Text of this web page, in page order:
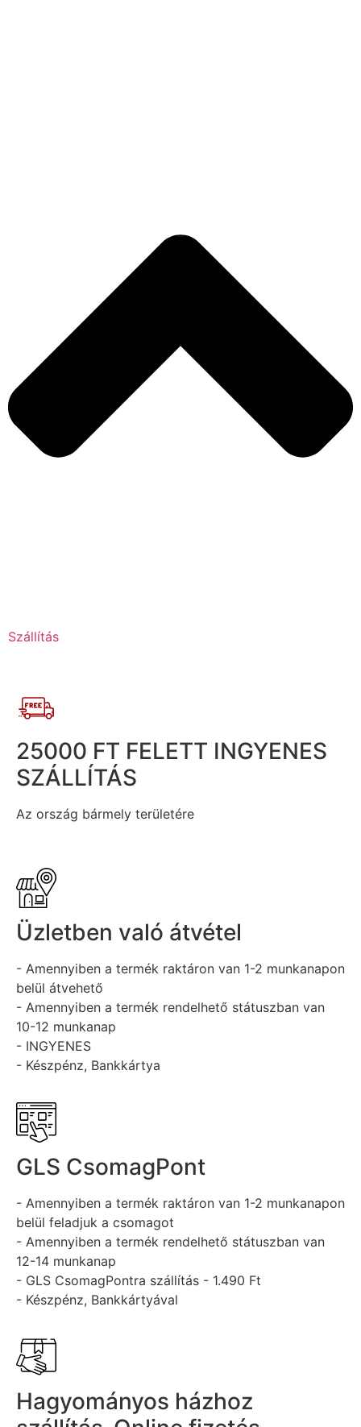
Szállítás
25000 FT FELETT INGYENES
SZÁLLÍTÁS
Az ország bármely területére
Üzletben való átvétel
- Amennyiben a termék raktáron van 1-2 munkanapon
belül átvehető
- Amennyiben a termék rendelhető státuszban van
10-12 munkanap
- INGYENES
- Készpénz, Bankkártya
GLS CsomagPont
- Amennyiben a termék raktáron van 1-2 munkanapon
belül feladjuk a csomagot
- Amennyiben a termék rendelhető státuszban van
12-14 munkanap
- GLS CsomagPontra szállítás - 1.490 Ft
- Készpénz, Bankkártyával
Hagyományos házhoz